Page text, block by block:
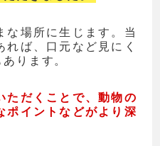
な場所に生じます。当
ば、口元など見にく
ります。
ただくことで、動物の
ポイントなどがより深